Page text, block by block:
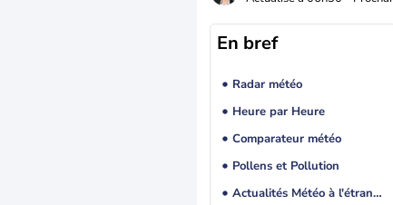
En bref
Radar météo
Heure par Heure
Comparateur météo
Pollens et Pollution
Actualités Météo à l'étranger